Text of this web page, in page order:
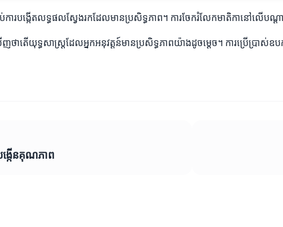
ការបង្កើតលទ្ធផលស្វែងរកដែលមានប្រសិទ្ធភាព។ ការចែករំលែកមាតិកានៅល
ថាតើយុទ្ធសាស្ត្រដែលអ្នកអនុវត្តន៍មានប្រសិទ្ធភាពយ៉ាងដូចម្តេច។ ការប្រើប្រា
កើនគុណភាព